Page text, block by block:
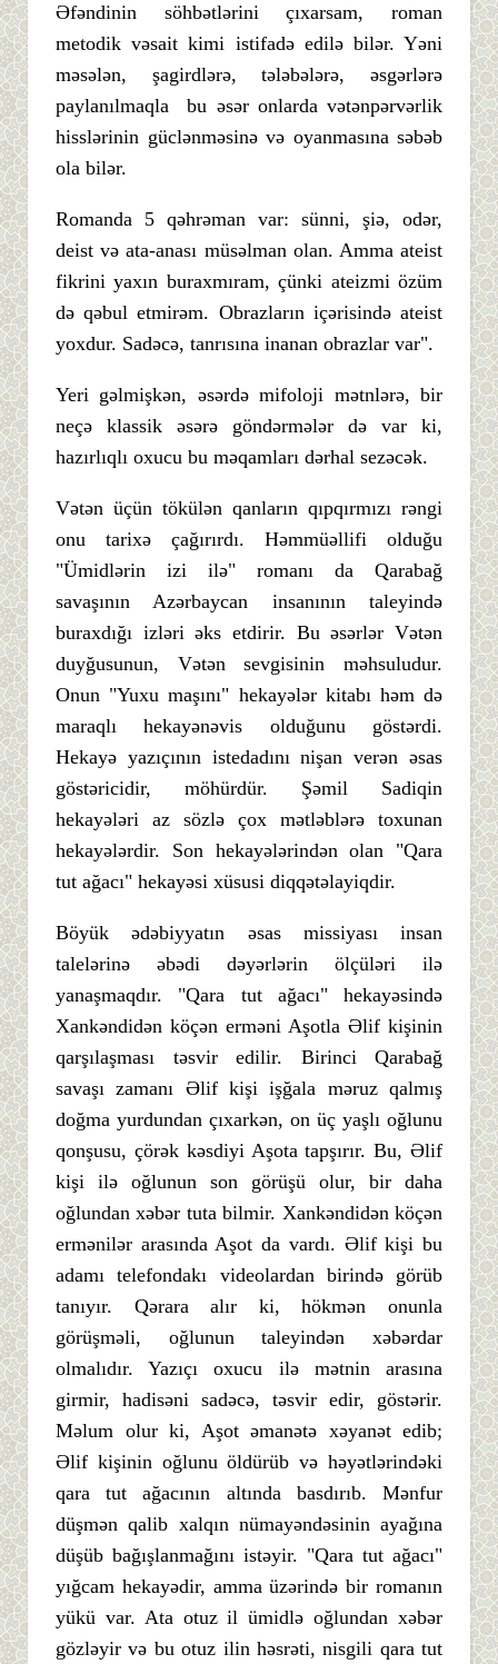
Əfəndinin söhbətlərini çıxarsam, roman
metodik vəsait kimi istifadə edilə bilər. Yəni
məsələn, şagirdlərə, tələbələrə, əsgərlərə
paylanılmaqla bu əsər onlarda vətənpərvərlik
hisslərinin güclənməsinə və oyanmasına səbəb
ola bilər.
Romanda 5 qəhrəman var: sünni, şiə, odər,
deist və ata-anası müsəlman olan. Amma ateist
fikrini yaxın buraxmıram, çünki ateizmi özüm
də qəbul etmirəm. Obrazların içərisində ateist
yoxdur. Sadəcə, tanrısına inanan obrazlar var".
Yeri gəlmişkən, əsərdə mifoloji mətnlərə, bir
neçə klassik əsərə göndərmələr də var ki,
hazırlıqlı oxucu bu məqamları dərhal sezəcək.
Vətən üçün tökülən qanların qıpqırmızı rəngi
onu tarixə çağırırdı. Həmmüəllifi olduğu
"Ümidlərin izi ilə" romanı da Qarabağ
savaşının Azərbaycan insanının taleyində
buraxdığı izləri əks etdirir. Bu əsərlər Vətən
duyğusunun, Vətən sevgisinin məhsuludur.
Onun "Yuxu maşını" hekayələr kitabı həm də
maraqlı hekayənəvis olduğunu göstərdi.
Hekayə yazıçının istedadını nişan verən əsas
göstəricidir, möhürdür. Şəmil Sadiqin
hekayələri az sözlə çox mətləblərə toxunan
hekayələrdir. Son hekayələrindən olan "Qara
tut ağacı" hekayəsi xüsusi diqqətəlayiqdir.
Böyük ədəbiyyatın əsas missiyası insan
talelərinə əbədi dəyərlərin ölçüləri ilə
yanaşmaqdır. "Qara tut ağacı" hekayəsində
Xankəndidən köçən erməni Aşotla Əlif kişinin
qarşılaşması təsvir edilir. Birinci Qarabağ
savaşı zamanı Əlif kişi işğala məruz qalmış
doğma yurdundan çıxarkən, on üç yaşlı oğlunu
qonşusu, çörək kəsdiyi Aşota tapşırır. Bu, Əlif
kişi ilə oğlunun son görüşü olur, bir daha
oğlundan xəbər tuta bilmir. Xankəndidən köçən
ermənilər arasında Aşot da vardı. Əlif kişi bu
adamı telefondakı videolardan birində görüb
tanıyır. Qərara alır ki, hökmən onunla
görüşməli, oğlunun taleyindən xəbərdar
olmalıdır. Yazıçı oxucu ilə mətnin arasına
girmir, hadisəni sadəcə, təsvir edir, göstərir.
Məlum olur ki, Aşot əmanətə xəyanət edib;
Əlif kişinin oğlunu öldürüb və həyətlərindəki
qara tut ağacının altında basdırıb. Mənfur
düşmən qalib xalqın nümayəndəsinin ayağına
düşüb bağışlanmağını istəyir. "Qara tut ağacı"
yığcam hekayədir, amma üzərində bir romanın
yükü var. Ata otuz il ümidlə oğlundan xəbər
gözləyir və bu otuz ilin həsrəti, nisgili qara tut